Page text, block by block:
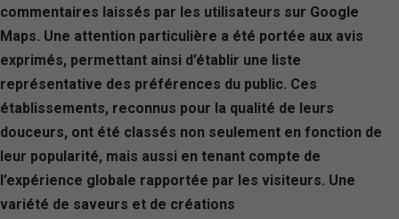
commentaires laissés par les utilisateurs sur Google
Maps. Une attention particulière a été portée aux avis
exprimés, permettant ainsi d’établir une liste
représentative des préférences du public. Ces
établissements, reconnus pour la qualité de leurs
douceurs, ont été classés non seulement en fonction de
leur popularité, mais aussi en tenant compte de
l’expérience globale rapportée par les visiteurs. Une
variété de saveurs et de créations